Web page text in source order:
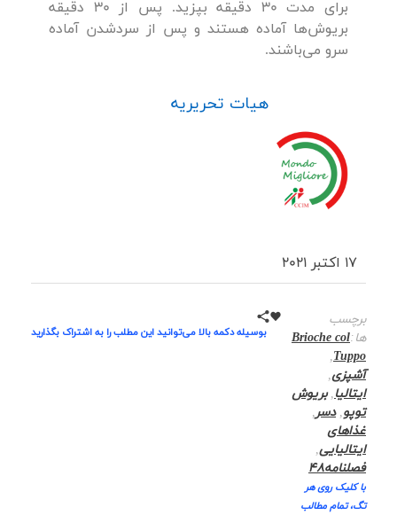
برای مدت 30 دقیقه بپزید. پس از 30 دقیقه
بریوش‌ها آماده هستند و پس از سردشدن آماده
سرو می‌باشند.
هیات تحریریه
17 اکتبر 2021
برچسب
ها:Brioche col
Tuppo
,
آشپزی,
ایتالیا,بریوش
توپو,دسر,
غذاهای
ایتالیایی,
فصلنامه48
با کلیک روی هر
تگ، تمام مطالب
بوسیله دکمه بالا می‌توانید این مطلب را به اشتراک بگذارید